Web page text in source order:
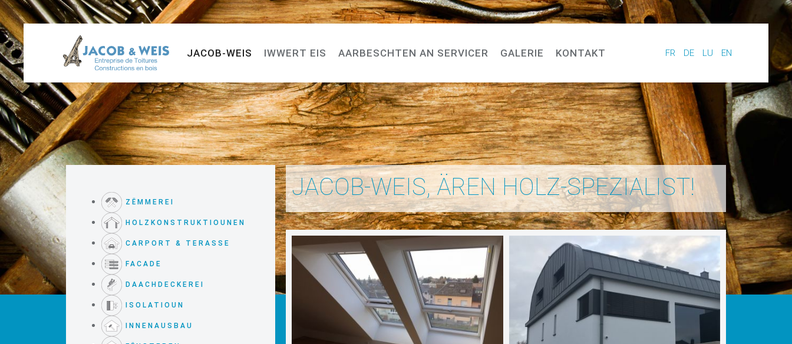
JACOB-WEIS IWWERT EIS AARBESCHTEN AN SERVICER GALERIE KONTAKT FR DE LU EN
JACOB-WEIS, ÄREN HOLZ-SPEZIALIST!
ZËMMEREI
HOLZKONSTRUKTIOUNEN
CARPORT & TERASSE
FACADE
DAACHDECKEREI
ISOLATIOUN
INNENAUSBAU